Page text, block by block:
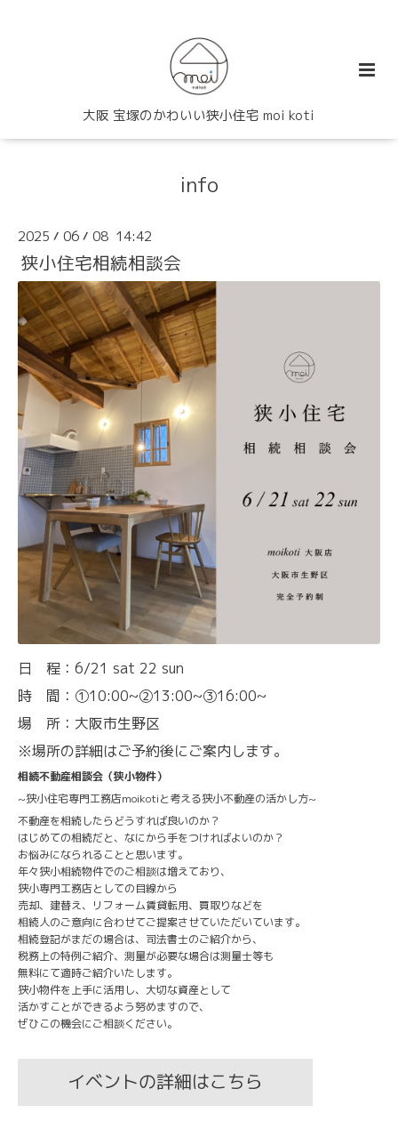
大阪 宝塚のかわいい狭小住宅 moi koti
info
2025 / 06 / 08 14:42
狭小住宅相続相談会
日 程：6/21 sat 22 sun
時 間：①10:00~②13:00~③16:00~
場 所：大阪市生野区
※場所の詳細はご予約後にご案内します。
相続不動産相談会（狭小物件）
~狭小住宅専門工務店moikotiと考える狭小不動産の活かし方~
不動産を相続したらどうすれば良いのか？
はじめての相続だと、なにから手をつければよいのか？
お悩みになられることと思います。
年々狭小相続物件でのご相談は増えており、
狭小専門工務店としての目線から
売却、建替え、リフォーム賃貸転用、買取りなどを
相続人のご意向に合わせてご提案させていただいています。
相続登記がまだの場合は、司法書士のご紹介から、
税務上の特例ご紹介、測量が必要な場合は測量士等も
無料にて適時ご紹介いたします。
狭小物件を上手に活用し、大切な資産として
活かすことができるよう努めますので、
ぜひこの機会にご相談ください。
イベントの詳細はこちら